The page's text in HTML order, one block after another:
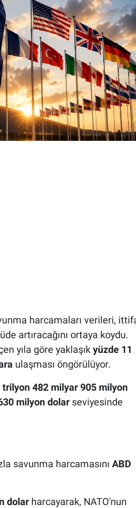
harcamaları verileri,
artıracağını ortaya koydu.
yıla göre yaklaşık yüzde 11
ulaşması öngörülüyor.
trilyon 482 milyar 905 milyon
milyon dolarseviyesinde
savunma harcamasını ABD
dolarharcayarak, NATO'nun